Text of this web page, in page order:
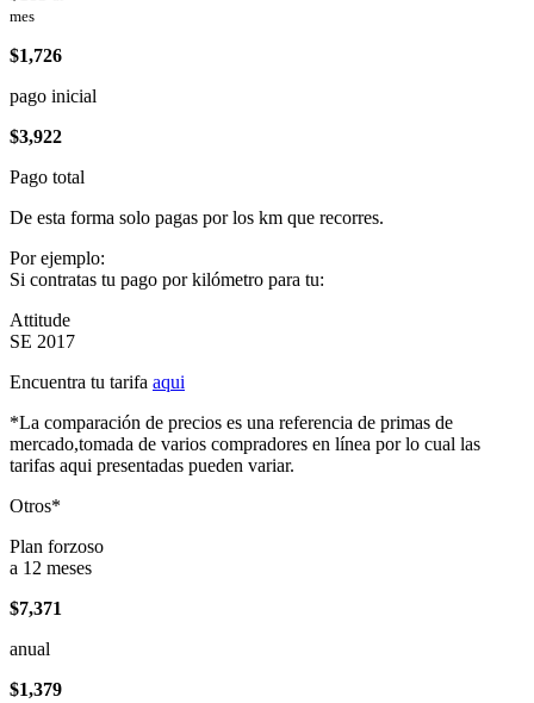
mes
$1,726
pago inicial
$3,922
Pago total
De esta forma solo pagas por los km que recorres.
Por ejemplo:
Si contratas tu pago por kilómetro para tu:
Attitude
SE 2017
Encuentra tu tarifa aqui
*La comparación de precios es una referencia de primas de
mercado,tomada de varios compradores en línea por lo cual las
tarifas aqui presentadas pueden variar.
Otros*
Plan forzoso
a 12 meses
$7,371
anual
$1,379